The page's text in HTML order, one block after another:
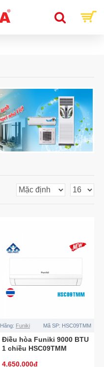
Hãng: Funiki Mã SP: HSC09TMM
Điều hòa Funiki 9000 BTU
1 chiều HSC09TMM
4.650.000đ